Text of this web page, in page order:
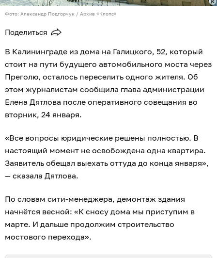
Фото: Александр Подгорчук / Архив «Клопс»
Поделиться
В Калининграде из дома на Галицкого, 52, который
стоит на пути будущего автомобильного моста через
Преголю, осталось переселить одного жителя. Об
этом журналистам сообщила глава администрации
Елена Дятлова после оперативного совещания во
вторник, 24 января.
«Все вопросы юридические решены полностью. В
настоящий момент не освобождена одна квартира.
Заявитель обещал выехать оттуда до конца января»,
— сказала Дятлова.
По словам сити-менеджера, демонтаж здания
начнётся весной: «К сносу дома мы приступим в
марте. И дальше продолжим строительство
мостового перехода».